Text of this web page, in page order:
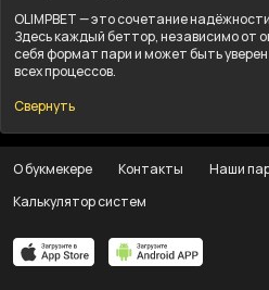
OLIMPBET — это сочетание
Здесь каждый беттор, независимо от
себя формат пари и может быть
всех процессов.
Свернуть
О букмекере Контакты Наши
Калькулятор систем